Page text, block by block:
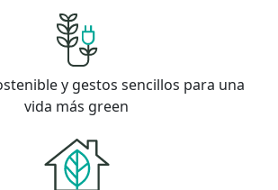
y gestos sencillos para una
vida más green